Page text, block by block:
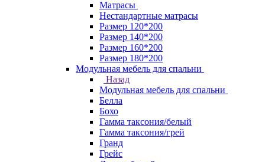
Матрасы
Нестандартные матрасы
Размер 120*200
Размер 140*200
Размер 160*200
Размер 180*200
Модульная мебель для спальни
Назад
Модульная мебель для спальни
Белла
Бохо
Гамма таксония/белый
Гамма таксония/грей
Гранд
Грейс